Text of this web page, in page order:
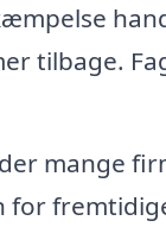
tilbage.
mange
for